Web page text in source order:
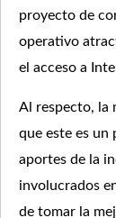
proyecto de
operativo
el acceso a
Al respecto, la
que este es un
aportes de la
involucrados
de tomar la